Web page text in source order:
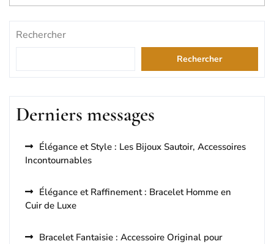
Rechercher
Rechercher
Derniers messages
Élégance et Style : Les Bijoux Sautoir, Accessoires
Incontournables
Élégance et Raffinement : Bracelet Homme en
Cuir de Luxe
Bracelet Fantaisie : Accessoire Original pour